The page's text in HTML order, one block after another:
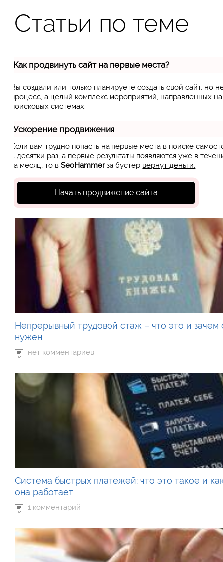
Статьи по теме
Как продвинуть сайт на первые места?
Вы создали или только планируете создать свой сайт, но
процесс, а целый комплекс мероприятий, направленных
поисковых системах.
Ускорение продвижения
Если вам трудно попасть на первые места в поиске
в десятки раз, а первые результаты появляются уже в
за месяц, то вSeoHammerза бустер вернут деньги.
Начать продвижение сайта
Непрерывный трудовой стаж – что это и зачем
нужен
нет комментариев
Система быстрых платежей: что это такое и
она работает
1 комментарий